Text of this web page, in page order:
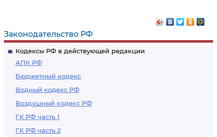
Законодательство РФ
Кодексы РФ в действующей редакции
АПК РФ
Бюджетный кодекс
Водный кодекс РФ
Воздушный кодекс РФ
ГК РФ часть 1
ГК РФ часть 2